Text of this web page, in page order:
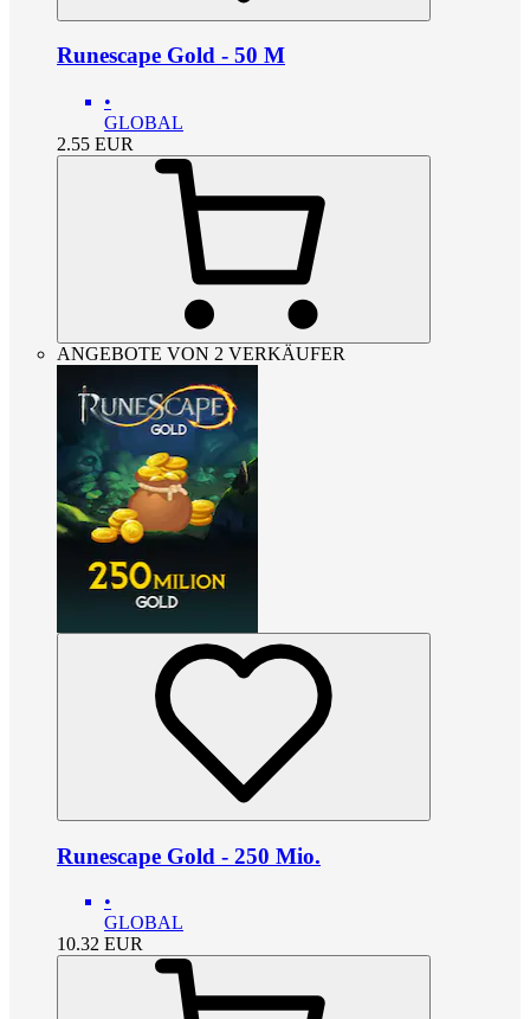
Runescape Gold - 50 M
•
GLOBAL
2.55 EUR
ANGEBOTE VON 2 VERKÄUFER
Runescape Gold - 250 Mio.
•
GLOBAL
10.32 EUR